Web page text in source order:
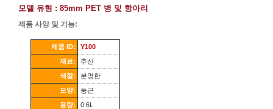
모델 유형 : 85mm PET 병 및 항아리
제품 사양 및 기능:
제품 ID:
Y100
재료:
추신
색깔:
분명한
모양:
둥근
용량:
0.6L